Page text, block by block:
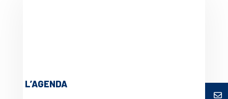
L’AGENDA